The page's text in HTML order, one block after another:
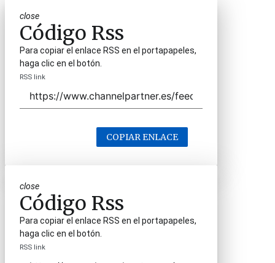
close
Código Rss
Para copiar el enlace RSS en el portapapeles,
haga clic en el botón.
RSS link
COPIAR ENLACE
close
Código Rss
Para copiar el enlace RSS en el portapapeles,
haga clic en el botón.
RSS link